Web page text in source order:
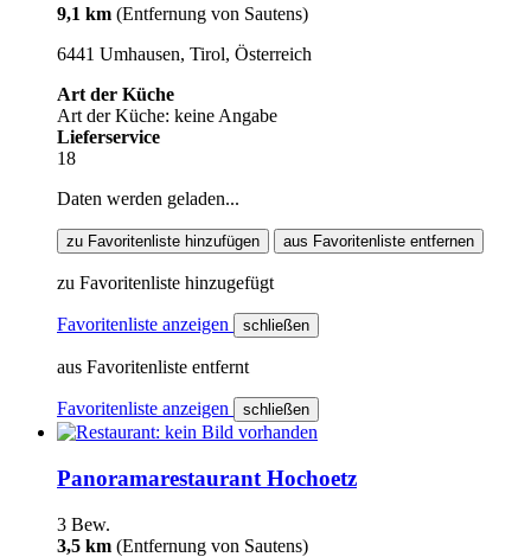
9,1 km (Entfernung von Sautens)
6441 Umhausen, Tirol, Österreich
Art der Küche
Art der Küche: keine Angabe
Lieferservice
18
Daten werden geladen...
zu Favoritenliste hinzufügen aus Favoritenliste entfernen
zu Favoritenliste hinzugefügt
Favoritenliste anzeigen schließen
aus Favoritenliste entfernt
Favoritenliste anzeigen schließen
Panoramarestaurant Hochoetz
3 Bew.
3,5 km (Entfernung von Sautens)